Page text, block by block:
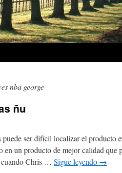
nba george
ñu
ser difícil localizar el producto
en un producto de mejor calidad que
cuando Chris … Sigue leyendo →